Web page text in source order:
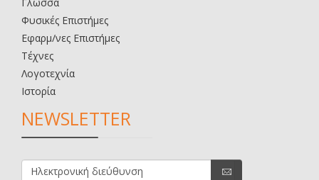
Φυσικές Επιστήμες
Εφαρμ/νες Επιστήμες
Τέχνες
Λογοτεχνία
Ιστορία
NEWSLETTER